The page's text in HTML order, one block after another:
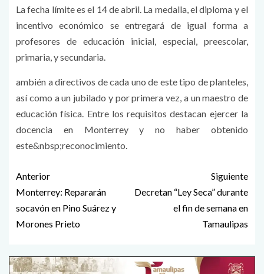
La fecha límite es el 14 de abril. La medalla, el diploma y el
incentivo económico se entregará de igual forma a
profesores de educación inicial, especial, preescolar,
primaria, y secundaria.
ambién a directivos de cada uno de este tipo de planteles,
así como a un jubilado y por primera vez, a un maestro de
educación física. Entre los requisitos destacan ejercer la
docencia en Monterrey y no haber obtenido
este&nbsp;reconocimiento.
Anterior
Monterrey: Repararán
socavón en Pino Suárez y
Morones Prieto
Siguiente
Decretan “Ley Seca” durante
el fin de semana en
Tamaulipas